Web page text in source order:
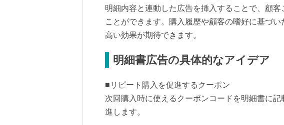
明細内容と連動した広告を挿入することで、顧
ことができます。購入履歴や顧客の嗜好に基づ
高い効果が期待できます。
明細書広告の具体的なアイデア
■リピート購入を促進するクーポン
次回購入時に使えるクーポンコードを明細書に
進します。